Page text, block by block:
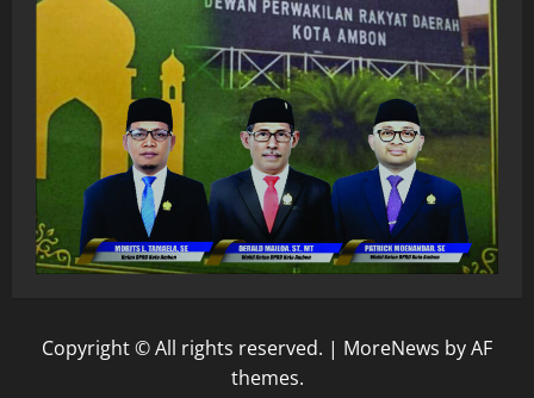
Copyright © All rights reserved. | MoreNews by AF
themes.